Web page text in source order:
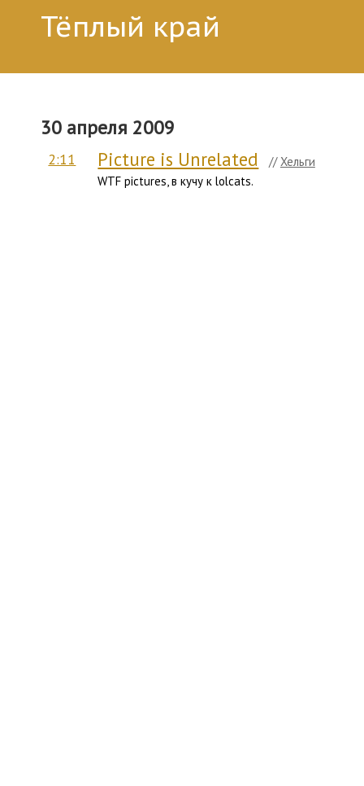
Тёплый край
30 апреля 2009
2:11 Picture is Unrelated //Хельги
WTF pictures, в кучу к lolcats.